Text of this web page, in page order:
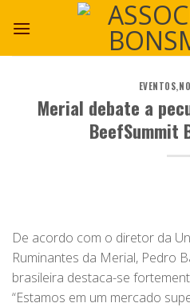
EVENTOS,
Merial debate a
BeefSummit
De acordo com o diretor da
Ruminantes da Merial, Pedro
brasileira destaca-se
“Estamos em um mercado